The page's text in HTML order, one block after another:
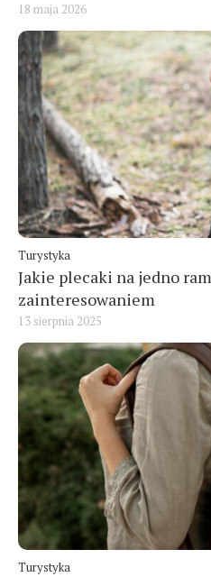
18 maja 2026
Turystyka
Jakie plecaki na jedno
zainteresowaniem
13 sierpnia 2025
Turystyka